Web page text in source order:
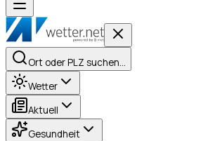
Ort oder PLZ suchen…
Wetter
Aktuell
Gesundheit